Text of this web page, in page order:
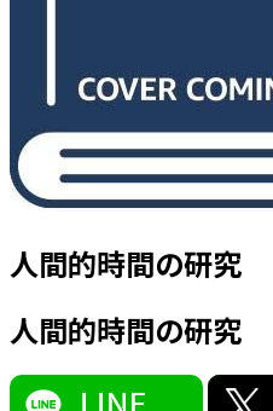
人間的時間の研究
人間的時間の研究